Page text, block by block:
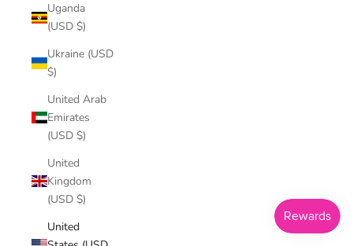
Uganda
(USD $)
Ukraine (USD
$)
United Arab
Emirates
(USD $)
United
Kingdom
(USD $)
United